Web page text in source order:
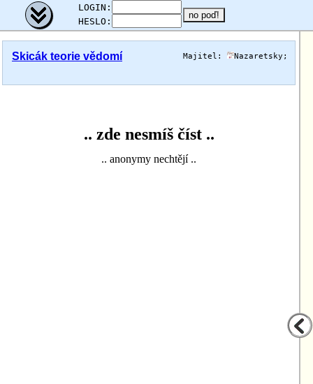
LOGIN:
HESLO:
Skicák teorie vědomí Majitel: Nazaretsky ;
.. zde nesmíš číst ..
.. anonymy nechtějí ..